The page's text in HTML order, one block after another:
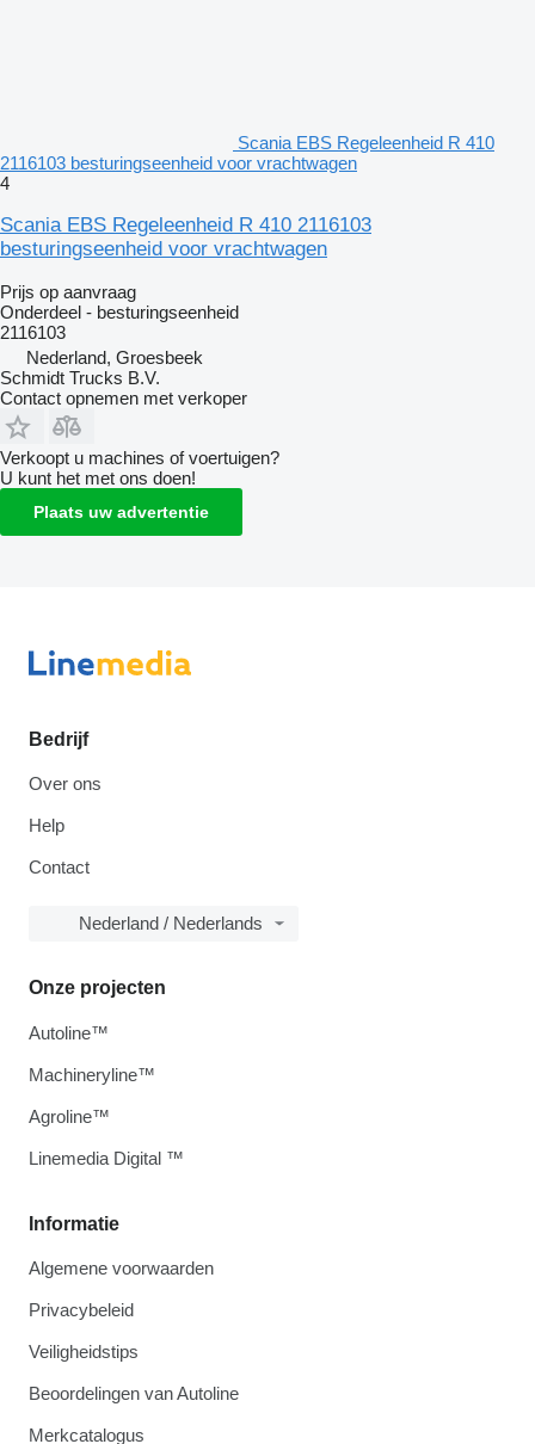
Scania EBS Regeleenheid R 410
2116103 besturingseenheid voor vrachtwagen
4
Scania EBS Regeleenheid R 410 2116103
besturingseenheid voor vrachtwagen
Prijs op aanvraag
Onderdeel - besturingseenheid
2116103
Nederland, Groesbeek
Schmidt Trucks B.V.
Contact opnemen met verkoper
Verkoopt u machines of voertuigen?
U kunt het met ons doen!
Plaats uw advertentie
Bedrijf
Over ons
Help
Contact
Nederland / Nederlands
Informatie
Algemene voorwaarden
Privacybeleid
Veiligheidstips
Beoordelingen van Autoline
Merkcatalogus
Onze projecten
Autoline™
Machineryline™
Agroline™
Linemedia Digital ™